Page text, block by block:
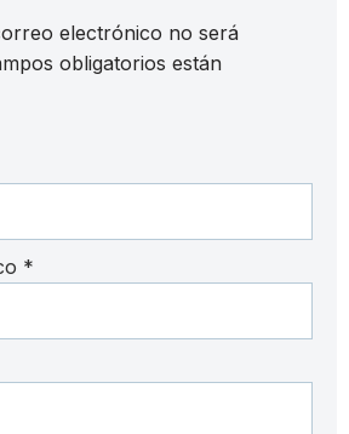
electrónico no será
obligatorios están
*